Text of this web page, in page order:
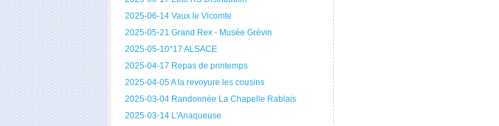
2025-06-14 Vaux le Vicomte
2025-05-21 Grand Rex - Musée Grévin
2025-05-10*17 ALSACE
2025-04-17 Repas de printemps
2025-04-05 A la revoyure les cousins
2025-03-04 Randonnée La Chapelle Rablais
2025-03-14 L'Anaqueuse